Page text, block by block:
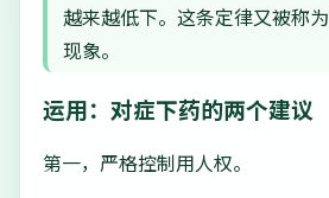
越来越低下。这条定律又被称
现象。
运用：对症下药的两个建议
第一，严格控制用人权。